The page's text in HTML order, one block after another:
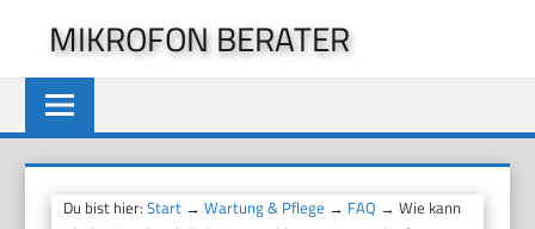
springen
MIKROFON BERATER
Du bist hier:Start →Wartung & Pflege → FAQ → Wie kann